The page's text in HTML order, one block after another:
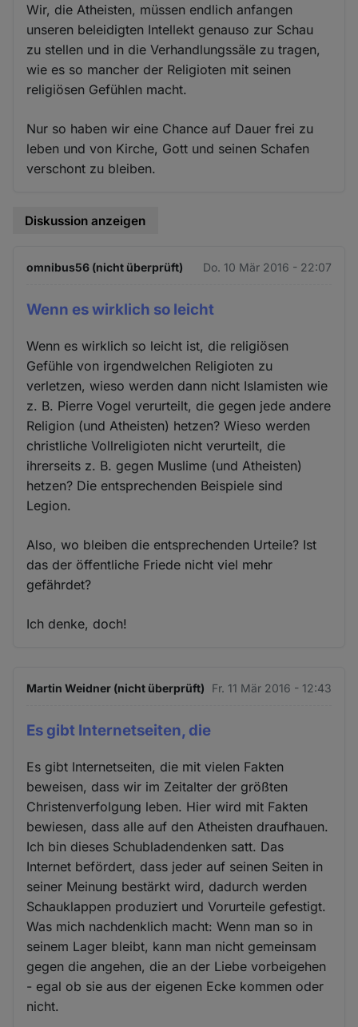
Wir, die Atheisten, müssen endlich anfangen
unseren beleidigten Intellekt genauso zur Schau
zu stellen und in die Verhandlungssäle zu tragen,
wie es so mancher der Religioten mit seinen
religiösen Gefühlen macht.
Nur so haben wir eine Chance auf Dauer frei zu
leben und von Kirche, Gott und seinen Schafen
verschont zu bleiben.
Diskussion anzeigen
omnibus56 (nicht überprüft) Do. 10 Mär 2016 - 22:07
Wenn es wirklich so leicht
Wenn es wirklich so leicht ist, die religiösen
Gefühle von irgendwelchen Religioten zu
verletzen, wieso werden dann nicht Islamisten wie
z. B. Pierre Vogel verurteilt, die gegen jede andere
Religion (und Atheisten) hetzen? Wieso werden
christliche Vollreligioten nicht verurteilt, die
ihrerseits z. B. gegen Muslime (und Atheisten)
hetzen? Die entsprechenden Beispiele sind
Legion.
Also, wo bleiben die entsprechenden Urteile? Ist
das der öffentliche Friede nicht viel mehr
gefährdet?
Ich denke, doch!
Martin Weidner (nicht überprüft) Fr. 11 Mär 2016 - 12:43
Es gibt Internetseiten, die
Es gibt Internetseiten, die mit vielen Fakten
beweisen, dass wir im Zeitalter der größten
Christenverfolgung leben. Hier wird mit Fakten
bewiesen, dass alle auf den Atheisten draufhauen.
Ich bin dieses Schubladendenken satt. Das
Internet befördert, dass jeder auf seinen Seiten in
seiner Meinung bestärkt wird, dadurch werden
Schauklappen produziert und Vorurteile gefestigt.
Was mich nachdenklich macht: Wenn man so in
seinem Lager bleibt, kann man nicht gemeinsam
gegen die angehen, die an der Liebe vorbeigehen
- egal ob sie aus der eigenen Ecke kommen oder
nicht.